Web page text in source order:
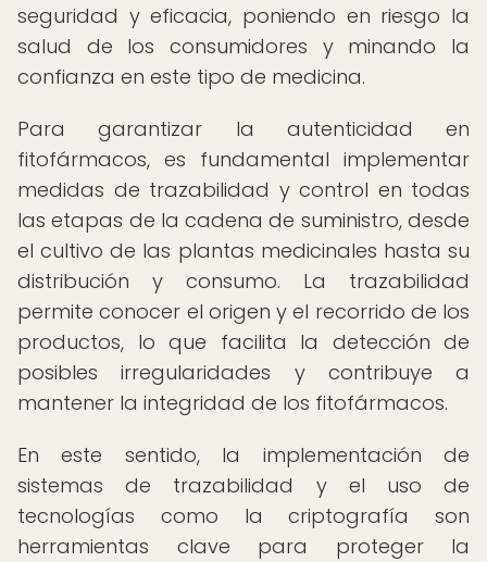
seguridad y eficacia, poniendo en riesgo la
salud de los consumidores y minando la
confianza en este tipo de medicina.
Para garantizar la autenticidad en
fitofármacos, es fundamental implementar
medidas de trazabilidad y control en todas
las etapas de la cadena de suministro, desde
el cultivo de las plantas medicinales hasta su
distribución y consumo. La trazabilidad
permite conocer el origen y el recorrido de los
productos, lo que facilita la detección de
posibles irregularidades y contribuye a
mantener la integridad de los fitofármacos.
En este sentido, la implementación de
sistemas de trazabilidad y el uso de
tecnologías como la criptografía son
herramientas clave para proteger la